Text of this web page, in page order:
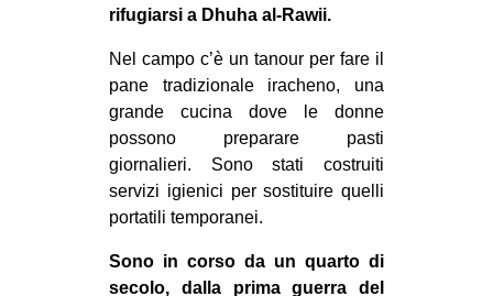
rifugiarsi a Dhuha al-Rawii.
Nel campo c’è un tanour per fare il
pane tradizionale iracheno, una
grande cucina dove le donne
possono preparare pasti
giornalieri. Sono stati costruiti
servizi igienici per sostituire quelli
portatili temporanei.
Sono in corso da un quarto di
secolo, dalla prima guerra del